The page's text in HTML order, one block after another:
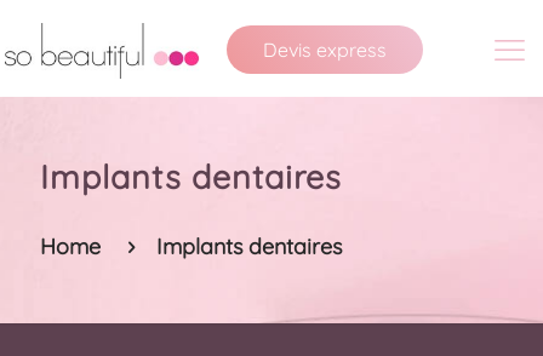
Devis express
Implants dentaires
Home Implants dentaires